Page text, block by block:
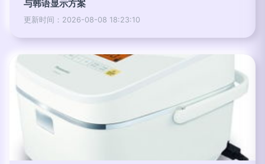
与韩语显示方案
更新时间：2026-08-08 18:23:10